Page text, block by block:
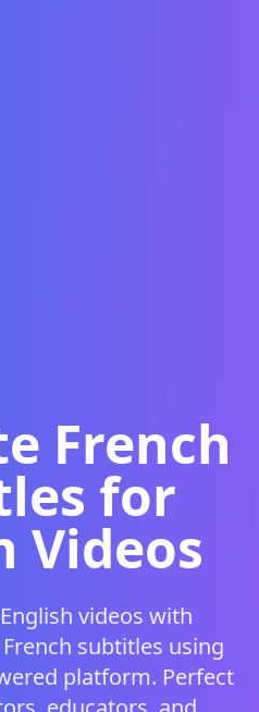
French
for
Videos
videos with
subtitles using
platform. Perfect